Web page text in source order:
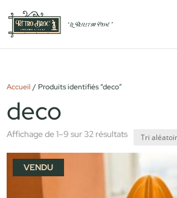
Accueil / Produits identifiés “deco”
deco
Affichage de 1–9 sur 32 résultats
VENDU